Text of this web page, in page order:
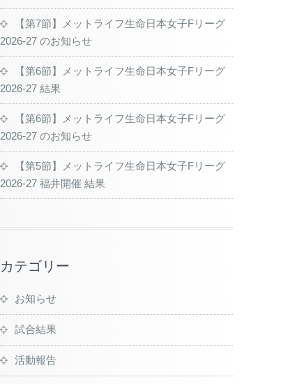
【第7節】メットライフ生命日本女子Fリーグ
2026-27 のお知らせ
【第6節】メットライフ生命日本女子Fリーグ
2026-27 結果
【第6節】メットライフ生命日本女子Fリーグ
2026-27 のお知らせ
【第5節】メットライフ生命日本女子Fリーグ
2026-27 福井開催 結果
カテゴリー
お知らせ
試合結果
活動報告